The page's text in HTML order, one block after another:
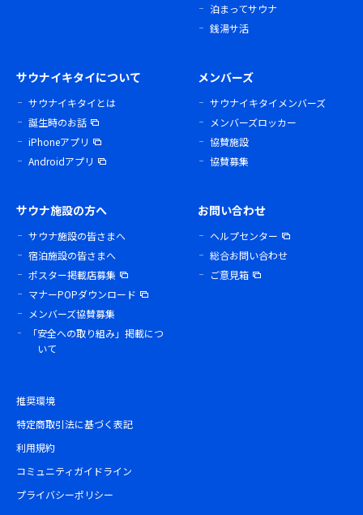
泊まってサウナ
銭湯サ活
サウナイキタイについて
サウナイキタイとは
誕生時のお話
iPhoneアプリ
Androidアプリ
メンバーズ
サウナイキタイメンバーズ
メンバーズロッカー
協賛施設
協賛募集
サウナ施設の方へ
サウナ施設の皆さまへ
宿泊施設の皆さまへ
ポスター掲載店募集
マナーPOPダウンロード
メンバーズ協賛募集
「安全への取り組み」掲載につ
いて
お問い合わせ
ヘルプセンター
総合お問い合わせ
ご意見箱
推奨環境
特定商取引法に基づく表記
利用規約
コミュニティガイドライン
プライバシーポリシー